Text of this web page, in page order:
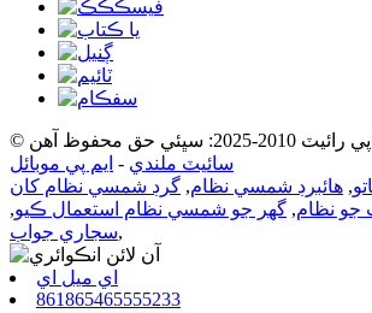
سائيٽ ملندي - ايم پي موبائل
, هائبرڊ شمسي نظام, گرڊ شمسي نظام کان
جو نظام, گهر جو شمسي نظام استعمال ڪيو,
سجاري جواب,
اي ميل اي
861865465555233